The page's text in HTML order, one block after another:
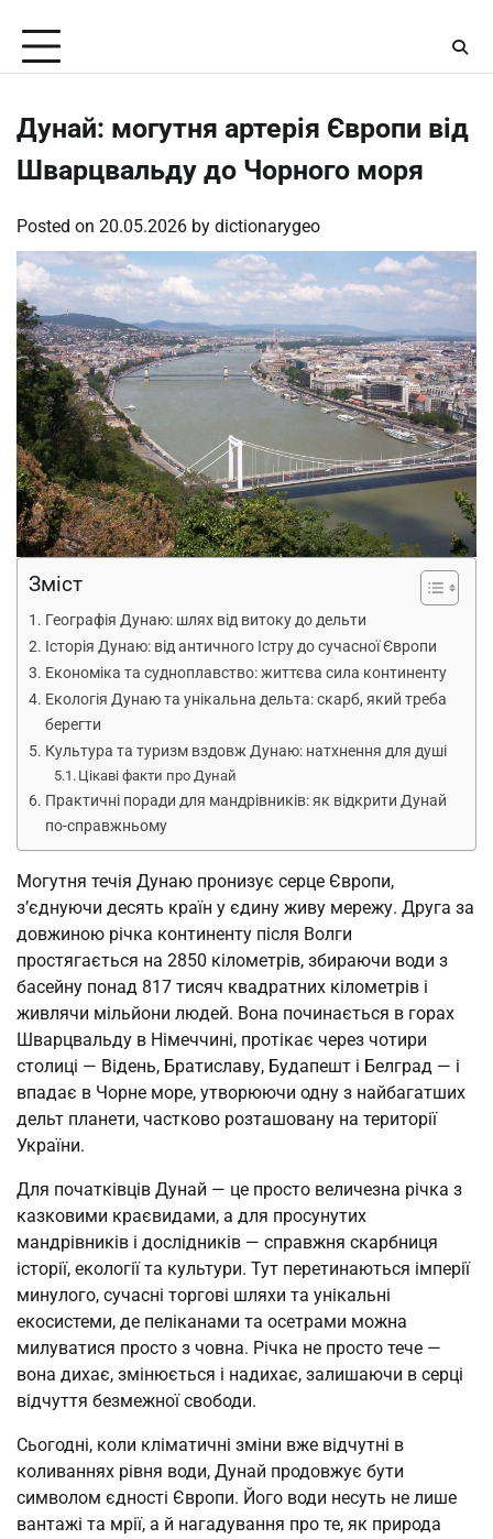
content
Дунай: могутня артерія Європи від
Шварцвальду до Чорного моря
Posted on 20.05.2026 by dictionarygeo
Зміст
Географія Дунаю: шлях від витоку до дельти
Історія Дунаю: від античного Істру до сучасної Європи
Економіка та судноплавство: життєва сила континенту
Екологія Дунаю та унікальна дельта: скарб, який треба
берегти
Культура та туризм вздовж Дунаю: натхнення для душі
Цікаві факти про Дунай
Практичні поради для мандрівників: як відкрити Дунай
по-справжньому
Могутня течія Дунаю пронизує серце Європи,
з’єднуючи десять країн у єдину живу мережу. Друга за
довжиною річка континенту після Волги
простягається на 2850 кілометрів, збираючи води з
басейну понад 817 тисяч квадратних кілометрів і
живлячи мільйони людей. Вона починається в горах
Шварцвальду в Німеччині, протікає через чотири
столиці — Відень, Братиславу, Будапешт і Белград — і
впадає в Чорне море, утворюючи одну з найбагатших
дельт планети, частково розташовану на території
України.
Для початківців Дунай — це просто величезна річка з
казковими краєвидами, а для просунутих
мандрівників і дослідників — справжня скарбниця
історії, екології та культури. Тут перетинаються імперії
минулого, сучасні торгові шляхи та унікальні
екосистеми, де пеліканами та осетрами можна
милуватися просто з човна. Річка не просто тече —
вона дихає, змінюється і надихає, залишаючи в серці
відчуття безмежної свободи.
Сьогодні, коли кліматичні зміни вже відчутні в
коливаннях рівня води, Дунай продовжує бути
символом єдності Європи. Його води несуть не лише
вантажі та мрії, а й нагадування про те, як природа